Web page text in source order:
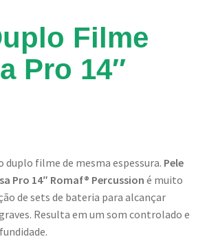
Filme
Pro 14″
duplo filme de mesma espessura. Pele
Pro 14″ Romaf® Percussion é muito
de sets de bateria para alcançar
Resulta em um som controlado e